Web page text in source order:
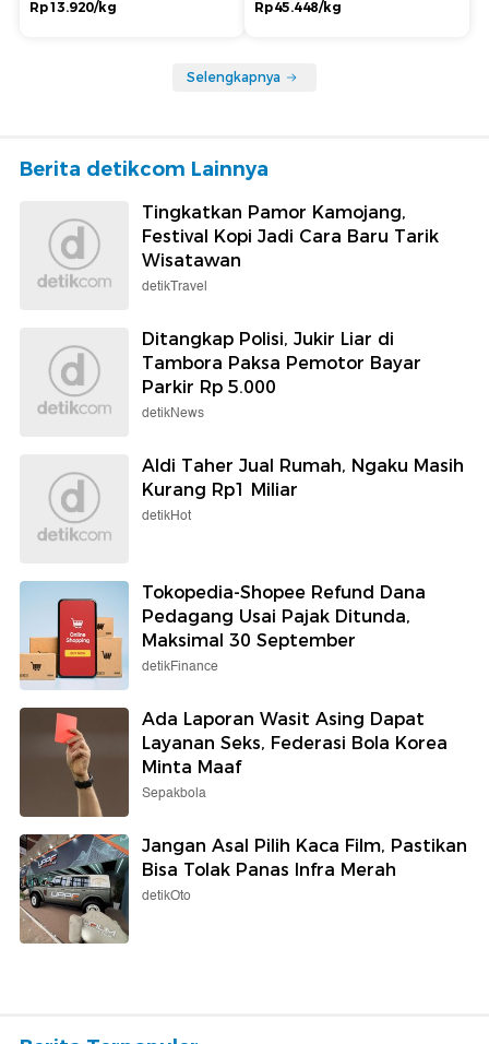
Rp13.920/kg
Rp45.448/kg
Selengkapnya
Berita detikcom Lainnya
Tingkatkan Pamor Kamojang,
Festival Kopi Jadi Cara Baru Tarik
Wisatawan
detikTravel
Ditangkap Polisi, Jukir Liar di
Tambora Paksa Pemotor Bayar
Parkir Rp 5.000
detikNews
Aldi Taher Jual Rumah, Ngaku Masih
Kurang Rp1 Miliar
detikHot
Tokopedia-Shopee Refund Dana
Pedagang Usai Pajak Ditunda,
Maksimal 30 September
detikFinance
Ada Laporan Wasit Asing Dapat
Layanan Seks, Federasi Bola Korea
Minta Maaf
Sepakbola
Jangan Asal Pilih Kaca Film, Pastikan
Bisa Tolak Panas Infra Merah
detikOto